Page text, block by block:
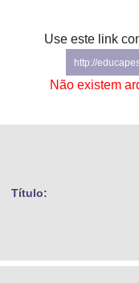
Gabinete de Segurança
Advocacia-Geral da União
Use este link
http://
Não existem
Título: